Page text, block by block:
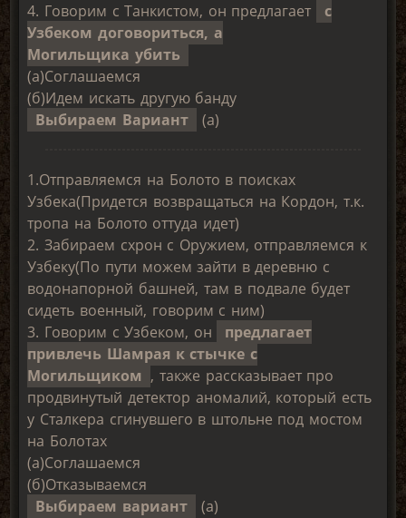
4. Говорим с Танкистом, он предлагает
с
Узбеком договориться, а
Могильщика убить
(а)Соглашаемся
(б)Идем искать другую банду
Выбираем Вариант
(а)
1.Отправляемся на Болото в поисках
Узбека(Придется возвращаться на Кордон, т.к.
тропа на Болото оттуда идет)
2. Забираем схрон с Оружием, отправляемся к
Узбеку(По пути можем зайти в деревню с
водонапорной башней, там в подвале будет
сидеть военный, говорим с ним)
3. Говорим с Узбеком, он
предлагает
привлечь Шамрая к стычке с
Могильщиком , также рассказывает про
продвинутый детектор аномалий, который есть
у Сталкера сгинувшего в штольне под мостом
на Болотах
(а)Соглашаемся
(б)Отказываемся
Выбираем вариант
(а)